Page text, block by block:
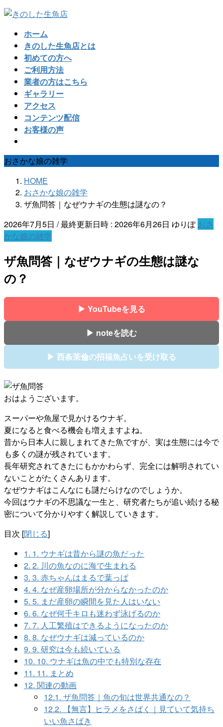
コ
ナ
ホーム
きのした生魚店とは
初めての方へ
ご利用方法
業者の方はこちら
ギャラリー
アクセス
コンテンツ配信
お客様の声
おさかな娘の雑学
HOME
おさかな娘の雑学
ザ魚問答｜なぜウナギの生態は謎なの？
2026年7月5日 / 最終更新日時 : 2026年6月26日 ゆりぽ おさ
かな娘の雑学
ザ魚問答｜なぜウナギの生態は謎な
の？
▶ YouTubeを見る
▶ noteを読む
▶ 西条茉倫の招福魚占いを受け取る
おはようございます。
スーパーや魚屋で見かけるウナギ。
夏になると食べる機会も増えますよね。
昔から日本人に親しまれてきた魚ですが、実は生態には今で
も多くの謎が残されています。
長年研究されてきたにもかかわらず、完全には解明されてい
ないことがたくさんあります。
なぜウナギはこんなにも謎だらけなのでしょうか。
今回はウナギの不思議な一生と、研究者たちが追い続ける秘
密について分かりやすく解説していきます。
目次 [閉じる]
1. 1. ウナギは昔から謎の魚だった
2. 2. 川の魚なのに海で生まれる
3. 3. 赤ちゃんはまるで葉っぱ
4. 4. なぜ産卵場所が分からなかったのか
5. 5. まだ産卵の瞬間を見た人はいない
6. 6. なぜ何千キロも迷わず泳げるのか
7. 7. 人工繁殖はできるようになったのか
8. 8. なぜウナギは減っているのか
9. 9. 研究は今も続いている
10. 10. ウナギは魚の中でも特別な存在
11. 11. まとめ
12. 関連の動画
12.1. ザ魚問答｜魚の旬は世界共通なの？
12.2. 【無言】ヒラメをさばく｜見ていて気持ち
いい魚さばき